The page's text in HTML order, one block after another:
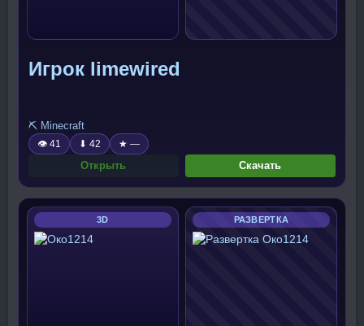
Игрок limewired
⛏️ Minecraft
👁 41 ⬇ 42 ★ —
Открыть Скачать
3D РАЗВЕРТКА